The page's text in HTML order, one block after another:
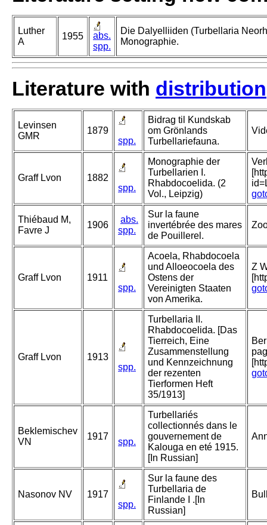
Luther
A
1955
abs.
spp.
Die Dalyelliiden (Turbellaria
Monographie.
Literature with distribution
Levinsen
GMR
1879
spp.
Bidrag til Kundskab
om Grönlands
Turbellariefauna.
Graff Lvon
1882
spp.
Monographie der
Turbellarien I.
Rhabdocoelida. (2
Vol., Leipzig)
Thiébaud M,
Favre J
1906
abs.
spp.
Sur la faune
invertébrée des mares
de Pouillerel.
Graff Lvon
1911
spp.
Acoela, Rhabdocoela
und Alloeocoela des
Ostens der
Vereinigten Staaten
von Amerika.
Z
Graff Lvon
1913
spp.
Turbellaria II.
Rhabdocoelida. [Das
Tierreich, Eine
Zusammenstellung
und Kennzeichnung
der rezenten
Tierformen Heft
35/1913]
Beklemischev
VN
1917
spp.
Turbellariés
collectionnés dans le
gouvernement de
Kalouga en eté 1915.
[In Russian]
Nasonov NV
1917
spp.
Sur la faune des
Turbellaria de
Finlande I .[In
Russian]